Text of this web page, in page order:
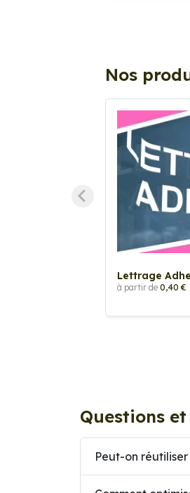
Nos
Lettrage
à partir de 0,40 €
Questions
Peut-on